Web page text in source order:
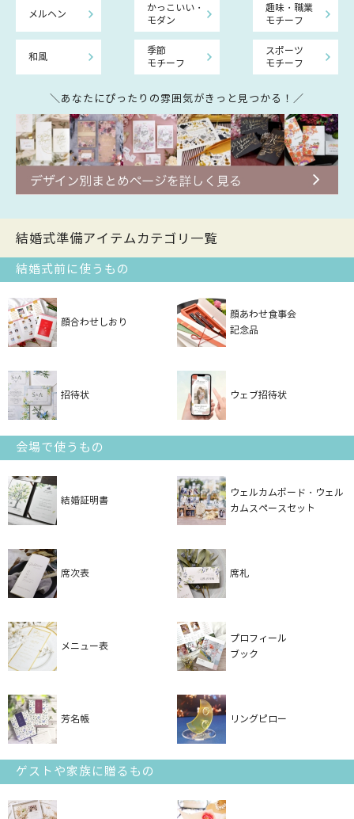
メルヘン
かっこいい・
モダン
趣味・職業
モチーフ
和風
季節
モチーフ
スポーツ
モチーフ
＼あなたにぴったりの雰囲気がきっと見つかる！／
結婚式準備アイテムカテゴリ一覧
結婚式前に使うもの
顔合わせしおり
顔あわせ食事会
記念品
招待状 ウェブ招待状
会場で使うもの
結婚証明書
ウェルカムボード・ウェル
カムスペースセット
席次表 席札
メニュー表
プロフィール
ブック
芳名帳 リングピロー
ゲストや家族に贈るもの